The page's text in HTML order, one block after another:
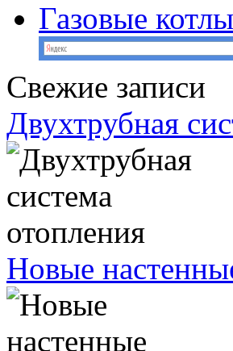
Газовые котлы
Свежие записи
Двухтрубная
Новые